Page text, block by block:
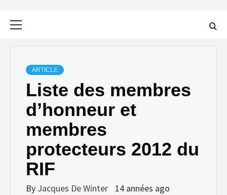
ARTICLE
Liste des membres
d’honneur et
membres
protecteurs 2012 du
RIF
By Jacques De Winter 14 années ago